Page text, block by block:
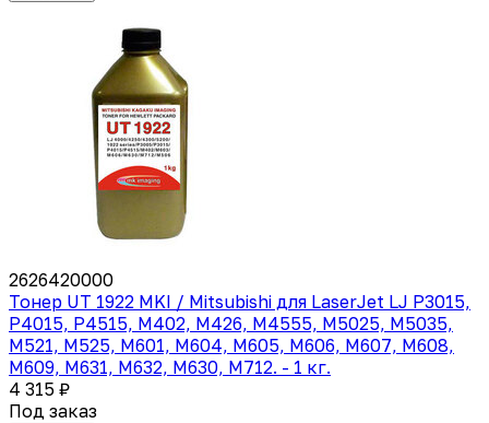
2626420000
Тонер UT 1922 MKI / Mitsubishi для LaserJet LJ P3015,
P4015, P4515, M402, M426, M4555, M5025, M5035,
M521, M525, M601, M604, M605, M606, M607, M608,
M609, M631, M632, M630, M712. - 1 кг.
4 315 ₽
Под заказ